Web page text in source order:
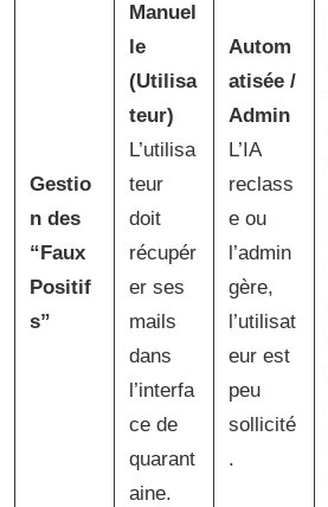
Gestio
n des
“Faux
Positif
s”
Manuel
le
(Utilisa
teur)
L’utilisa
teur
doit
récupér
er ses
mails
dans
l’interfa
ce de
quarant
aine.
Autom
atisée /
Admin
L’IA
reclass
e ou
l’admin
gère,
l’utilisat
eur est
peu
sollicité
.